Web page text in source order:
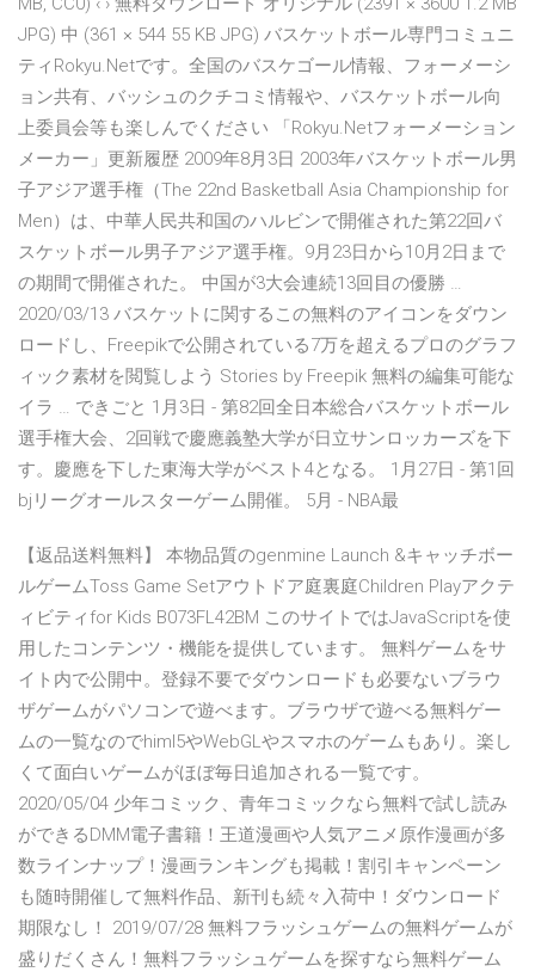
JPG) 中 (361 × 544 55 KB JPG) バスケットボール専門コミュニ
ティRokyu.Netです。全国のバスケゴール情報、フォーメーシ
ョン共有、バッシュのクチコミ情報や、バスケットボール向
上委員会等も楽しんでください 「Rokyu.Netフォーメーション
メーカー」更新履歴 2009年8月3日 2003年バスケットボール男
子アジア選手権（The 22nd Basketball Asia Championship for
Men）は、中華人民共和国のハルビンで開催された第22回バ
スケットボール男子アジア選手権。9月23日から10月2日まで
の期間で開催された。 中国が3大会連続13回目の優勝 …
2020/03/13 バスケットに関するこの無料のアイコンをダウン
ロードし、Freepikで公開されている7万を超えるプロのグラフ
ィック素材を閲覧しよう Stories by Freepik 無料の編集可能な
イラ … できごと 1月3日 - 第82回全日本総合バスケットボール
選手権大会、2回戦で慶應義塾大学が日立サンロッカーズを下
す。慶應を下した東海大学がベスト4となる。 1月27日 - 第1回
bjリーグオールスターゲーム開催。 5月 - NBA最
【返品送料無料】 本物品質のgenmine Launch &キャッチボー
ルゲームToss Game Setアウトドア庭裏庭Children Playアクテ
ィビティfor Kids B073FL42BM このサイトではJavaScriptを使
用したコンテンツ・機能を提供しています。 無料ゲームをサ
イト内で公開中。登録不要でダウンロードも必要ないブラウ
ザゲームがパソコンで遊べます。ブラウザで遊べる無料ゲー
ムの一覧なのでhiml5やWebGLやスマホのゲームもあり。楽し
くて面白いゲームがほぼ毎日追加される一覧です。
2020/05/04 少年コミック、青年コミックなら無料で試し読み
ができるDMM電子書籍！王道漫画や人気アニメ原作漫画が多
数ラインナップ！漫画ランキングも掲載！割引キャンペーン
も随時開催して無料作品、新刊も続々入荷中！ダウンロード
期限なし！ 2019/07/28 無料フラッシュゲームの無料ゲームが
盛りだくさん！無料フラッシュゲームを探すなら無料ゲーム